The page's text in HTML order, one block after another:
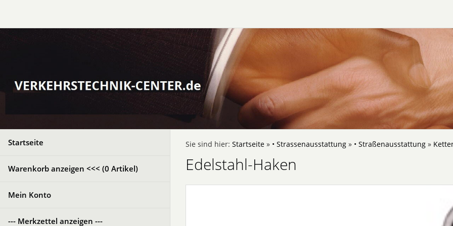
Startseite
Warenkorb anzeigen <<< (0 Artikel)
Mein Konto
--- Merkzettel anzeigen ---
Sie sind hier: Startseite » • Strassenausstattung » • Straßenausstattung »
Edelstahl-Haken